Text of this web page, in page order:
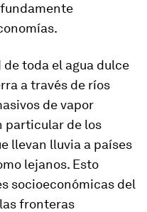
toda el agua dulce
a través de ríos
de vapor
particular de los
llevan lluvia a países
lejanos. Esto
socioeconómicas del
fronteras